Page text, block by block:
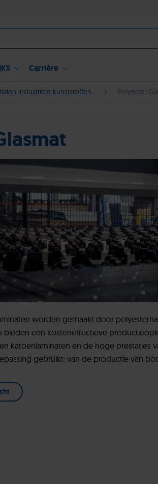
Carrière
industriële kunststoffen Polyester
worden gemaakt door
bieden een kosteneffectieve
katoenlaminaten en de hoge prestaties
gebruikt: van de productie van